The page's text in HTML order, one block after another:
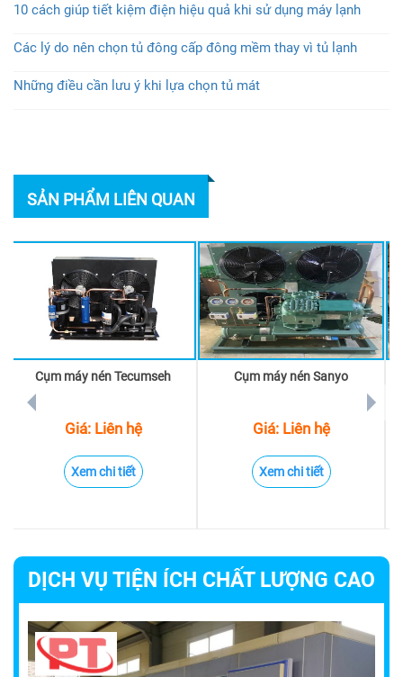
10 cách giúp tiết kiệm điện hiệu quả khi sử dụng máy lạnh
Các lý do nên chọn tủ đông cấp đông mềm thay vì tủ lạnh
Những điều cần lưu ý khi lựa chọn tủ mát
SẢN PHẨM LIÊN QUAN
Cụm máy nén Tecumseh
Giá: Liên hệ
Xem chi tiết
Cụm máy nén Sanyo
Giá: Liên hệ
Xem chi tiết
prev next
DỊCH VỤ TIỆN ÍCH CHẤT LƯỢNG CAO